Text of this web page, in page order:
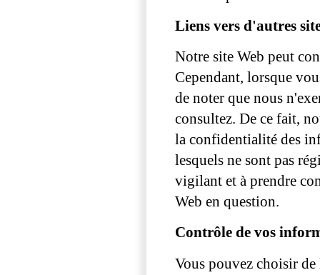
Liens vers d'autres
Notre site Web peut
Cependant, lorsque
de noter que nous
consultez. De ce fait,
la confidentialité des
lesquels ne sont pas
vigilant et à prendre
Web en question.
Contrôle de vos
Vous pouvez choisir